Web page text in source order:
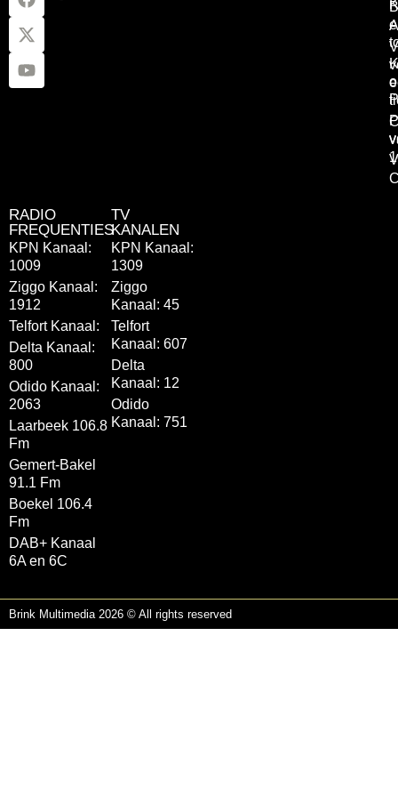
RADIO
FREQUENTIES
KPN Kanaal:
1009
Ziggo Kanaal:
1912
Telfort Kanaal:
Delta Kanaal:
800
Odido Kanaal:
2063
Laarbeek 106.8
Fm
Gemert-Bakel
91.1 Fm
Boekel 106.4
Fm
DAB+ Kanaal
6A en 6C
TV
KANALEN
KPN Kanaal:
1309
Ziggo
Kanaal: 45
Telfort
Kanaal: 607
Delta
Kanaal: 12
Odido
Kanaal: 751
Brink Multimedia 2026 © All rights reserved